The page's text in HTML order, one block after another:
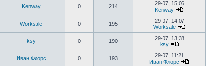
Kenway 0 214
29-07, 15:06
Kenway
Worksale 0 195
29-07, 14:07
Worksale
ksy 0 190
29-07, 13:38
ksy
Иван Флорс 0 193
29-07, 11:21
Иван Флорс